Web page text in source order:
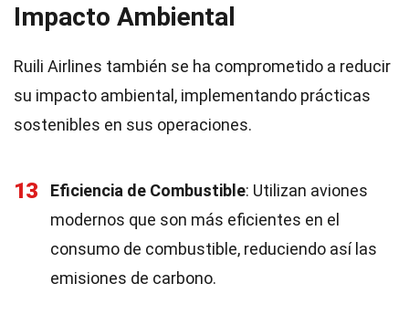
Impacto Ambiental
Ruili Airlines también se ha comprometido a reducir
su impacto ambiental, implementando prácticas
sostenibles en sus operaciones.
13 Eficiencia de Combustible: Utilizan aviones
modernos que son más eficientes en el
consumo de combustible, reduciendo así las
emisiones de carbono.